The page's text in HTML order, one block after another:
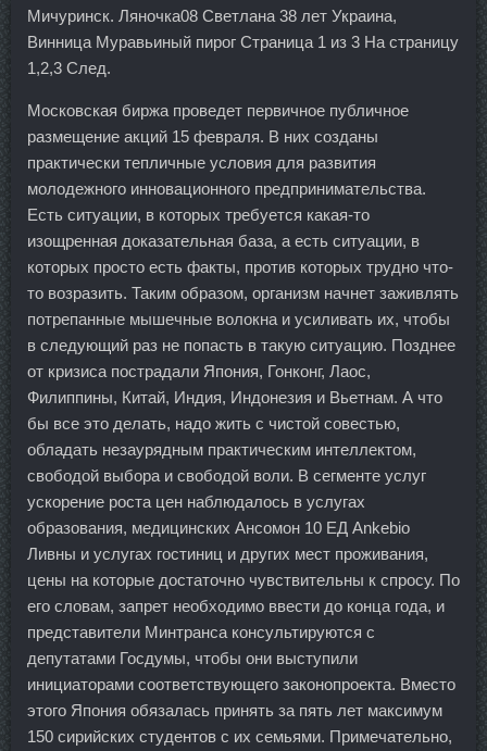
Мичуринск. Ляночка08 Светлана 38 лет Украина,
Винница Муравьиный пирог Страница 1 из 3 На страницу
1,2,3 След.
Московская биржа проведет первичное публичное
размещение акций 15 февраля. В них созданы
практически тепличные условия для развития
молодежного инновационного предпринимательства.
Есть ситуации, в которых требуется какая-то
изощренная доказательная база, а есть ситуации, в
которых просто есть факты, против которых трудно что-
то возразить. Таким образом, организм начнет заживлять
потрепанные мышечные волокна и усиливать их, чтобы
в следующий раз не попасть в такую ситуацию. Позднее
от кризиса пострадали Япония, Гонконг, Лаос,
Филиппины, Китай, Индия, Индонезия и Вьетнам. А что
бы все это делать, надо жить с чистой совестью,
обладать незаурядным практическим интеллектом,
свободой выбора и свободой воли. В сегменте услуг
ускорение роста цен наблюдалось в услугах
образования, медицинских Ансомон 10 ЕД Ankebio
Ливны и услугах гостиниц и других мест проживания,
цены на которые достаточно чувствительны к спросу. По
его словам, запрет необходимо ввести до конца года, и
представители Минтранса консультируются с
депутатами Госдумы, чтобы они выступили
инициаторами соответствующего законопроекта. Вместо
этого Япония обязалась принять за пять лет максимум
150 сирийских студентов с их семьями. Примечательно,